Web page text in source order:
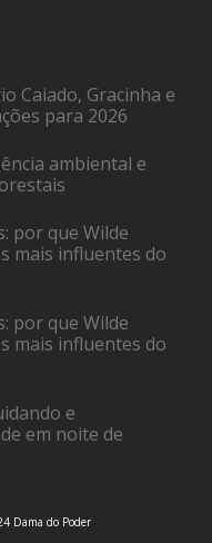
Caiado, Gracinha e
para 2026
ambiental e
por que Wilde
mais influentes do
por que Wilde
mais influentes do
e
em noite de
Dama do Poder